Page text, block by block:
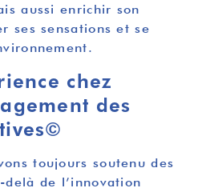
aussi enrichir son
ses sensations et se
chez
des
toujours soutenu des
de l’innovation